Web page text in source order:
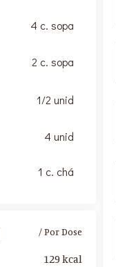
4 c. sopa
2 c. sopa
1/2 unid
4 unid
1 c. chá
/ Por Dose
129 kcal